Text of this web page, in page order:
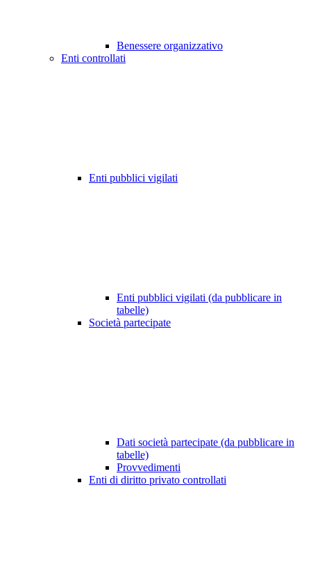
Benessere organizzativo
Enti controllati
Enti pubblici vigilati
Enti pubblici vigilati (da pubblicare in
tabelle)
Società partecipate
Dati società partecipate (da pubblicare in
tabelle)
Provvedimenti
Enti di diritto privato controllati